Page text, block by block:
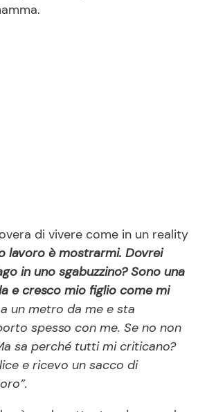
di vivere come in un reality
lavoro è mostrarmi. Dovrei
in uno sgabuzzino? Sono una
e cresco mio figlio come mi
un metro da me e sta
spesso con me. Se no non
sa perché tutti mi criticano?
e ricevo un sacco di